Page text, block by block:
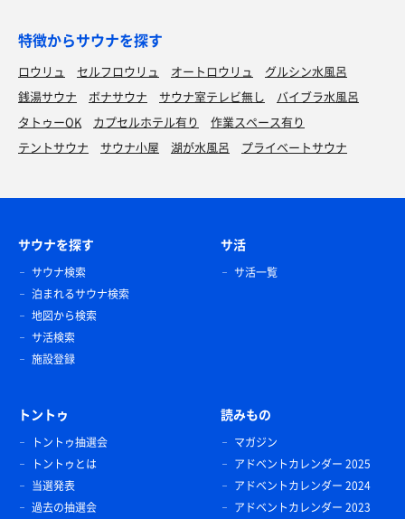
特徴からサウナを探す
ロウリュ セルフロウリュ オートロウリュ
グルシン水風呂
銭湯サウナ
ボナサウナ サウナ室テレビ無し
バイブラ水風呂
タトゥーOK
カプセルホテル有り
作業スペース有り
テントサウナ
サウナ小屋 湖が水風呂 プライベートサウナ
サウナを探す
サウナ検索
泊まれるサウナ検索
地図から検索
サ活検索
施設登録
サ活
サ活一覧
トントゥ
トントゥ抽選会
トントゥとは
当選発表
過去の抽選会
読みもの
マガジン
アドベントカレンダー 2025
アドベントカレンダー 2024
アドベントカレンダー 2023